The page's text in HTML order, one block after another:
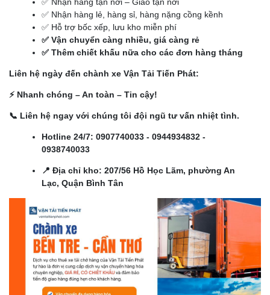
✅ Nhận hàng lẻ, hàng sỉ, hàng nặng cồng kềnh
✅ Hỗ trợ bốc xếp, lưu kho miễn phí
✅ Vận chuyển càng nhiều, giá càng rẻ
✅ Thêm chiết khấu nữa cho các đơn hàng tháng
Liên hệ ngày đến chành xe Vận Tải Tiến Phát:
⚡ Nhanh chóng – An toàn – Tin cậy!
📞 Liên hệ ngay với chúng tôi đội ngũ tư vấn nhiệt tình.
Hotline 24/7: 0907740033 - 0944934832 -
0938740033
📍 Địa chỉ kho: 207/56 Hồ Học Lãm, phường An
Lạc, Quận Bình Tân